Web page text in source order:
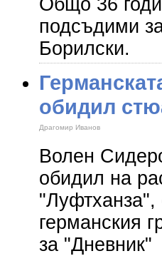
Общо 36
подсъдими
Борилски.
обидил
Драгомир Иванов
Волен
обидил на
"Луфтханза",
германския
за "Дневник"